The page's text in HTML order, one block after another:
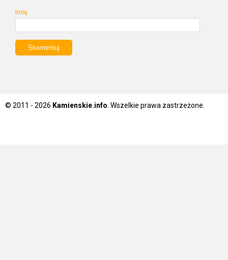
Imię
© 2011 - 2026 Kamienskie.info . Wszelkie prawa zastrzeżone.